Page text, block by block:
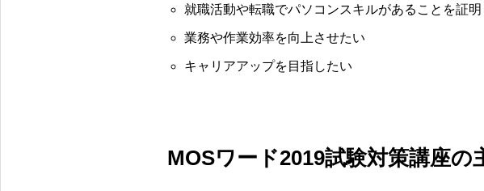
就職活動や転職でパソコンスキルがあることを証明
業務や作業効率を向上させたい
キャリアアップを目指したい
MOSワード2019試験対策講座の